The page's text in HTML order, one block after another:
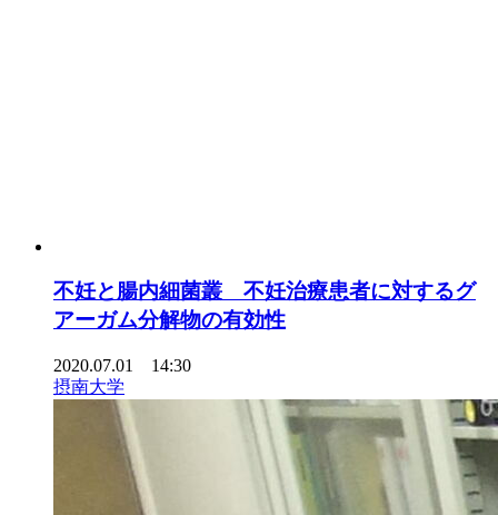
不妊と腸内細菌叢 不妊治療患者に対するグ
アーガム分解物の有効性
2020.07.01 14:30
摂南大学